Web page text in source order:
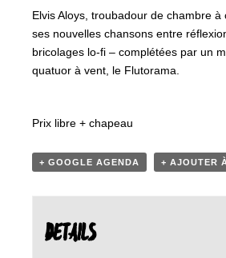
Elvis Aloys, troubadour de chambre à
ses nouvelles chansons entre
bricolages lo-fi – complétées par un
quatuor à vent, le Flutorama.
Prix libre + chapeau
+ GOOGLE AGENDA + AJOUTER
DETAILS